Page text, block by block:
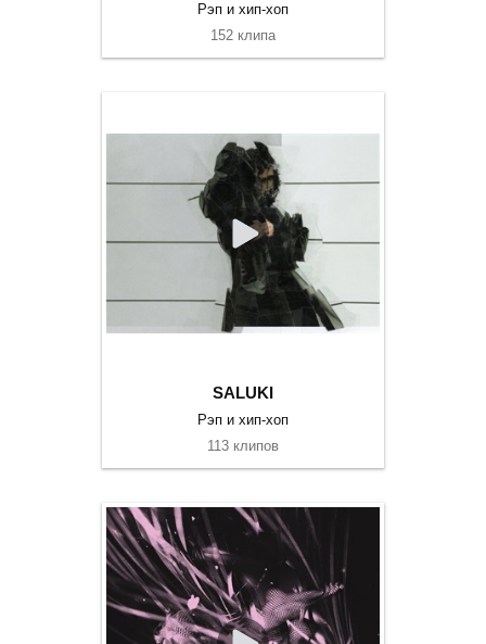
Рэп и хип-хоп
152 клипа
SALUKI
Рэп и хип-хоп
113 клипов